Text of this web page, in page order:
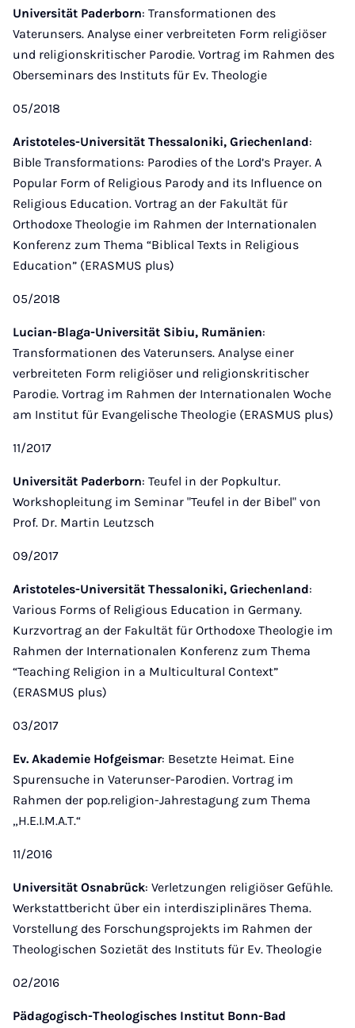
Universität Paderborn: Transformationen des
Vaterunsers. Analyse einer verbreiteten Form religiöser
und religionskritischer Parodie. Vortrag im Rahmen des
Oberseminars des Instituts für Ev. Theologie
05/2018
Aristoteles-Universität Thessaloniki, Griechenland:
Bible Transformations: Parodies of the Lord’s Prayer. A
Popular Form of Religious Parody and its Influence on
Religious Education. Vortrag an der Fakultät für
Orthodoxe Theologie im Rahmen der Internationalen
Konferenz zum Thema “Biblical Texts in Religious
Education” (ERASMUS plus)
05/2018
Lucian-Blaga-Universität Sibiu, Rumänien:
Transformationen des Vaterunsers. Analyse einer
verbreiteten Form religiöser und religionskritischer
Parodie. Vortrag im Rahmen der Internationalen Woche
am Institut für Evangelische Theologie (ERASMUS plus)
11/2017
Universität Paderborn: Teufel in der Popkultur.
Workshopleitung im Seminar "Teufel in der Bibel" von
Prof. Dr. Martin Leutzsch
09/2017
Aristoteles-Universität Thessaloniki, Griechenland:
Various Forms of Religious Education in Germany.
Kurzvortrag an der Fakultät für Orthodoxe Theologie im
Rahmen der Internationalen Konferenz zum Thema
“Teaching Religion in a Multicultural Context”
(ERASMUS plus)
03/2017
Ev. Akademie Hofgeismar: Besetzte Heimat. Eine
Spurensuche in Vaterunser-Parodien. Vortrag im
Rahmen der pop.religion-Jahrestagung zum Thema
„H.E.I.M.A.T.“
11/2016
Universität Osnabrück: Verletzungen religiöser Gefühle.
Werkstattbericht über ein interdisziplinäres Thema.
Vorstellung des Forschungsprojekts im Rahmen der
Theologischen Sozietät des Instituts für Ev. Theologie
02/2016
Pädagogisch-Theologisches Institut Bonn-Bad